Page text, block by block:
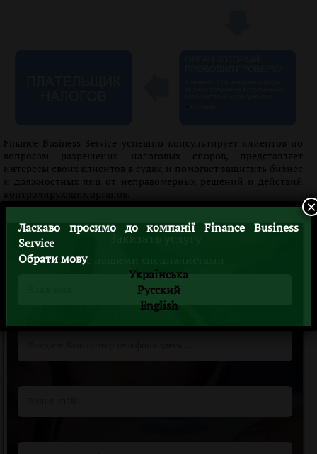
Finance Business Service успешно консультирует клиентов по
вопросам разрешения налоговых споров, представляет
интересы своих клиентов в судах, и помогает защитить бизнес
и должностных лиц от неправомерных решений и действий
Заказать услугу
c нашими специалистами
Ласкаво просимо до компанії Finance Business
Service
Обрати мову
Українська
Русский
English
×